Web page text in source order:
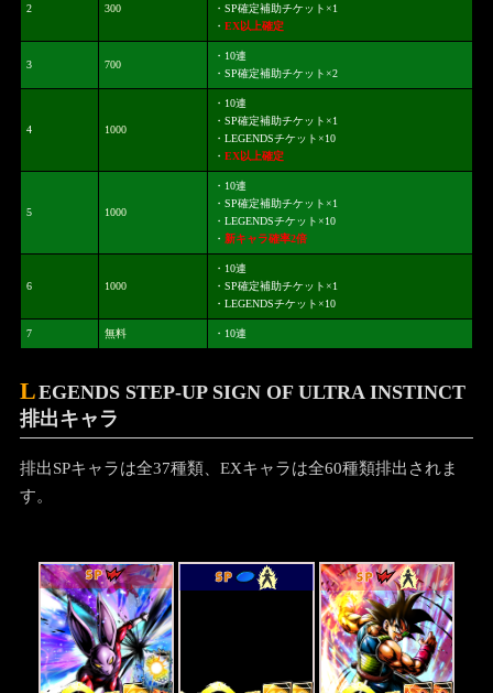
2 300
・SP確定補助チケット×1
・ EX以上確定
3 700
・10連
・SP確定補助チケット×2
4 1000
・10連
・SP確定補助チケット×1
・LEGENDSチケット×10
・ EX以上確定
5 1000
・10連
・SP確定補助チケット×1
・LEGENDSチケット×10
・ 新キャラ確率2倍
6 1000
・10連
・SP確定補助チケット×1
・LEGENDSチケット×10
7 無料 ・10連
LEGENDS STEP-UP SIGN OF ULTRA INSTINCT
排出キャラ
排出SPキャラは全37種類、EXキャラは全60種類排出されま
す。
SP SP SP